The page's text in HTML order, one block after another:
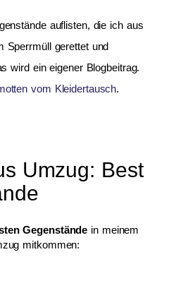
auflisten, die ich aus
Sperrmüll gerettet und
wird ein eigener Blogbeitrag.
vom Kleidertausch.
Umzug: Best
Gegenstände in meinem
mitkommen: